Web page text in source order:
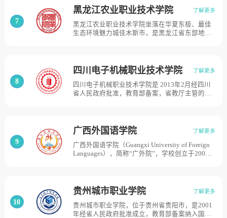
营管理、电子商务和国际邮轮乘务管理共19个专
业类别。并设有机械工程、电气工程、汽车工
程、管理工程共4个系，以及基础课程教学、思想
政治教学两个直属教研部，目前学校总体占地面
学校占地1000亩。
7
黑龙江农业职业技术学院 了解更多
黑龙江农业职业技术学院坐落在华夏东极、最佳
生态环境魅力城佳木斯市，是黑龙江省东部地区
龙江省人民政府批准，晋升为黑龙江农业职业技
术学院。2006年，在教育部高职高专院校人才培
养工作水平评估中被评为优秀学校。2011年被黑
龙江省教育厅确定为“黑龙江省骨干高等职业院校
8
四川电子机械职业技术学院 了解更多
四川电子机械职业技术学院是 2013年2月经四川
省人民政府批准，教育部备案，省教厅主管的普
年的中、高等职业教育办学历程中，筚路蓝缕，
砥砺奋进，形成了以“教育报国”为核心的学院精
神，不断提升人才培养质量，为社会输送了大批
高素质技术技能人才。先后荣获“全国自律与诚信
号，是四川省高技能人才培养基地、绵阳市高技
能人才培养基地、绵阳市创业培训示范基地、国
家级开发区高素质技能人才培训基地及产教联盟
理事长单位，目前学校总体占地面积814亩。
9
广西外国语学院 了解更多
广西外国语学院（Guangxi University of Foreign
Languages），简称“广外院”，学校创立于2004
学、经济学、管理学、艺术学、教育学、工学等
多学科协调发展的全日制民办普通本科高校。现
有南宁市五合校区和空港校区两个校区，校园总
规划占地面积2500多亩。
10
贵州城市职业学院 了解更多
贵州城市职业学院，位于贵州省贵阳市，是2001
年经省人民政府批准成立，教育部备案纳入国家